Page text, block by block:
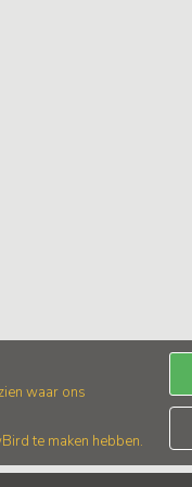
waar ons
te maken hebben.